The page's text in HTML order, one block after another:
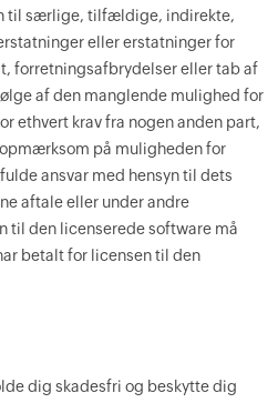
til særlige, tilfældige, indirekte,
eller erstatninger for
forretningsafbrydelser eller tab af
af den manglende mulighed for
ethvert krav fra nogen anden part,
på muligheden for
ansvar med hensyn til dets
aftale eller under andre
til den licenserede software må
betalt for licensen til den
dig skadesfri og beskytte dig